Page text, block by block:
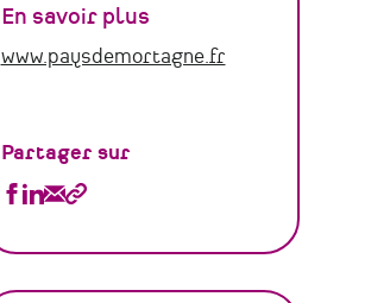
En savoir plus
www.paysdemortagne.fr
Partager sur
Partager
Partager
Partager
Copier